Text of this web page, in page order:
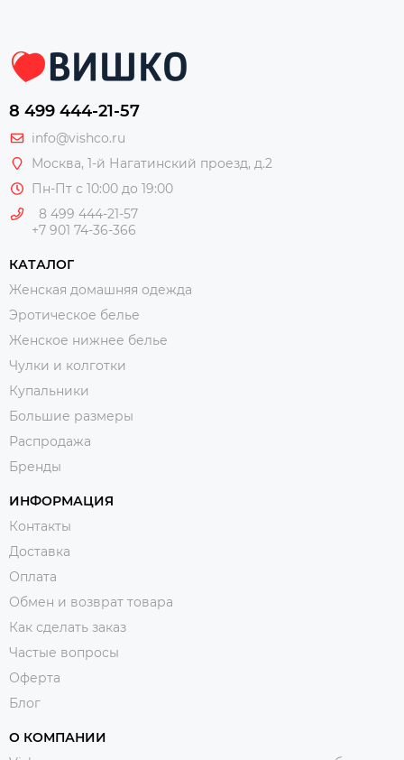
8 499 444-21-57
info@vishco.ru
Москва, 1-й Нагатинский проезд, д.2
Пн-Пт с 10:00 до 19:00
8 499 444-21-57
+7 901 74-36-366
КАТАЛОГ
Женская домашняя одежда
Эротическое белье
Женское нижнее белье
Чулки и колготки
Купальники
Большие размеры
Распродажа
Бренды
ИНФОРМАЦИЯ
Контакты
Доставка
Оплата
Обмен и возврат товара
Как сделать заказ
Частые вопросы
Оферта
Блог
О КОМПАНИИ